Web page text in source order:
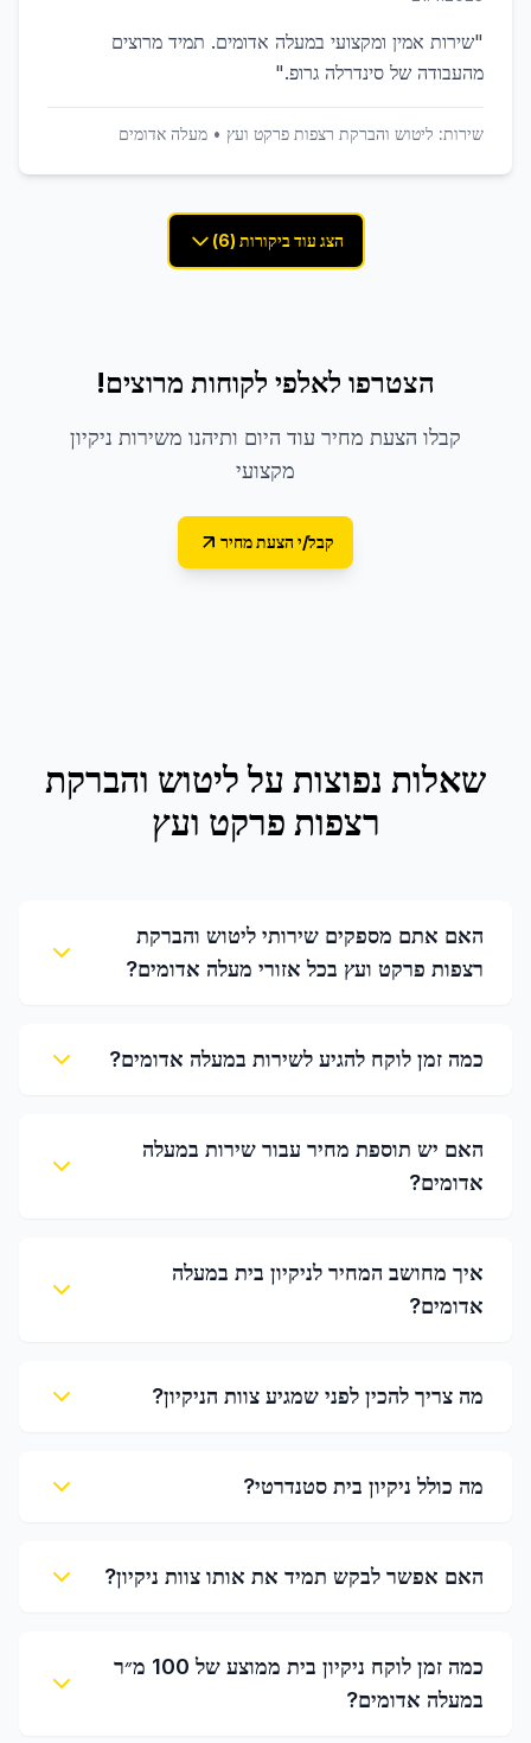
"שירות אמין ומקצועי במעלה אדומים. תמיד מרוצים
מהעבודה של סינדרלה גרופ."
שירות: ליטוש והברקת רצפות פרקט ועץ • מעלה אדומים
הצג עוד ביקורות (6)
הצטרפו לאלפי לקוחות מרוצים!
קבלו הצעת מחיר עוד היום ותיהנו משירות ניקיון
מקצועי
קבל/י הצעת מחיר
שאלות נפוצות עלליטוש והברקת
רצפות פרקט ועץ
האם אתם מספקים שירותי ליטוש והברקת
רצפות פרקט ועץ בכל אזורי מעלה אדומים?
כמה זמן לוקח להגיע לשירות במעלה אדומים?
האם יש תוספת מחיר עבור שירות במעלה
אדומים?
איך מחושב המחיר לניקיון בית במעלה
אדומים?
מה צריך להכין לפני שמגיע צוות הניקיון?
מה כולל ניקיון בית סטנדרטי?
האם אפשר לבקש תמיד את אותו צוות ניקיון?
כמה זמן לוקח ניקיון בית ממוצע של 100 מ״ר
במעלה אדומים?